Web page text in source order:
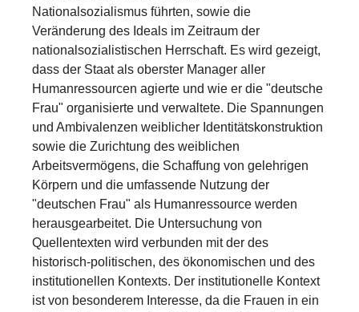
Nationalsozialismus führten, sowie die
Veränderung des Ideals im Zeitraum der
nationalsozialistischen Herrschaft. Es wird gezeigt,
dass der Staat als oberster Manager aller
Humanressourcen agierte und wie er die "deutsche
Frau" organisierte und verwaltete. Die Spannungen
und Ambivalenzen weiblicher Identitätskonstruktion
sowie die Zurichtung des weiblichen
Arbeitsvermögens, die Schaffung von gelehrigen
Körpern und die umfassende Nutzung der
"deutschen Frau" als Humanressource werden
herausgearbeitet. Die Untersuchung von
Quellentexten wird verbunden mit der des
historisch-politischen, des ökonomischen und des
institutionellen Kontexts. Der institutionelle Kontext
ist von besonderem Interesse, da die Frauen in ein